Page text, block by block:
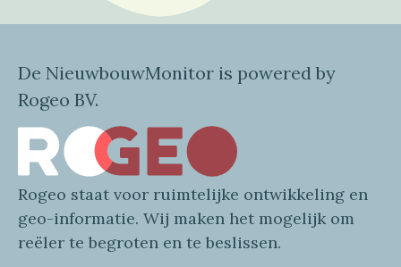
De NieuwbouwMonitor is powered by
Rogeo BV.
Rogeo staat voor ruimtelijke ontwikkeling en
geo-informatie. Wij maken het mogelijk om
reëler te begroten en te beslissen.